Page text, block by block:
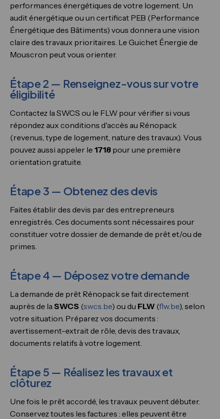
performances énergétiques de votre logement. Un
audit énergétique ou un certificat PEB (Performance
Énergétique des Bâtiments) vous donnera une vision
claire des travaux prioritaires. Le Guichet Énergie de
Mouscron peut vous orienter.
Étape 2 — Renseignez-vous sur votre
éligibilité
Contactez la SWCS ou le FLW pour vérifier si vous
répondez aux conditions d'accès au Rénopack
(revenus, type de logement, nature des travaux). Vous
pouvez aussi appeler le 1718 pour une première
orientation gratuite.
Étape 3 — Obtenez des devis
Faites établir des devis par des entrepreneurs
enregistrés. Ces documents sont nécessaires pour
constituer votre dossier de demande de prêt et/ou de
primes.
Étape 4 — Déposez votre demande
La demande de prêt Rénopack se fait directement
auprès de la SWCS (swcs.be) ou du FLW (flw.be), selon
votre situation. Préparez vos documents :
avertissement-extrait de rôle, devis des travaux,
documents relatifs à votre logement.
Étape 5 — Réalisez les travaux et
clôturez
Une fois le prêt accordé, les travaux peuvent débuter.
Conservez toutes les factures : elles peuvent être